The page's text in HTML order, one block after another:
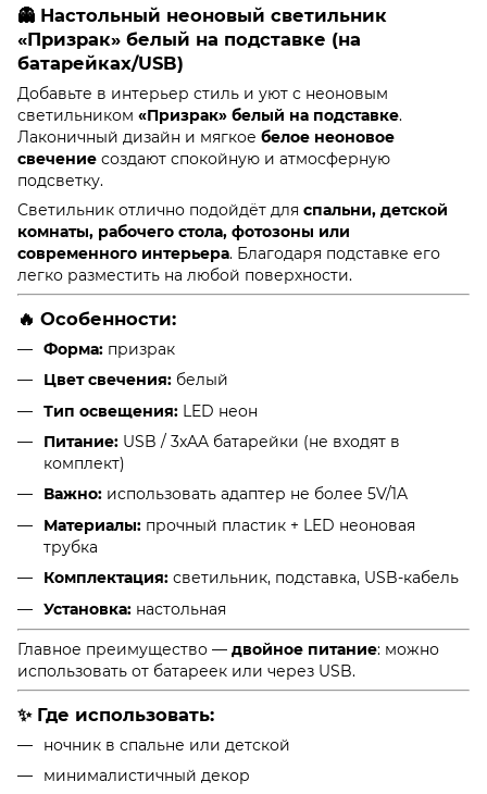
👻 Настольный неоновый светильник
«Призрак» белый на подставке (на
батарейках/USB)
Добавьте в интерьер стиль и уют с неоновым
светильником «Призрак» белый на подставке.
Лаконичный дизайн и мягкое белое неоновое
свечение создают спокойную и атмосферную
подсветку.
Светильник отлично подойдёт для спальни, детской
комнаты, рабочего стола, фотозоны или
современного интерьера. Благодаря подставке его
легко разместить на любой поверхности.
🔥 Особенности:
Форма: призрак
Цвет свечения: белый
Тип освещения: LED неон
Питание: USB / 3xAA батарейки (не входят в
комплект)
Важно: использовать адаптер не более 5V/1A
Материалы: прочный пластик + LED неоновая
трубка
Комплектация: светильник, подставка, USB-кабель
Установка: настольная
Главное преимущество — двойное питание: можно
использовать от батареек или через USB.
✨ Где использовать:
ночник в спальне или детской
минималистичный декор